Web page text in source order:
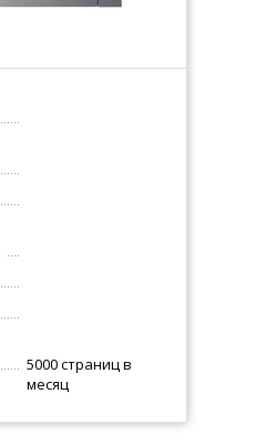
5000 страниц в
месяц